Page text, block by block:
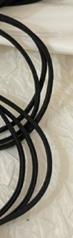
瀏覽以下網址：
法定代理人或監護
意申辦者引起之損
，將依據個別帳號
若仍有額度不足之
用他人資訊註冊。
權停止該用戶之使
以上)免運費
含以上)免運費